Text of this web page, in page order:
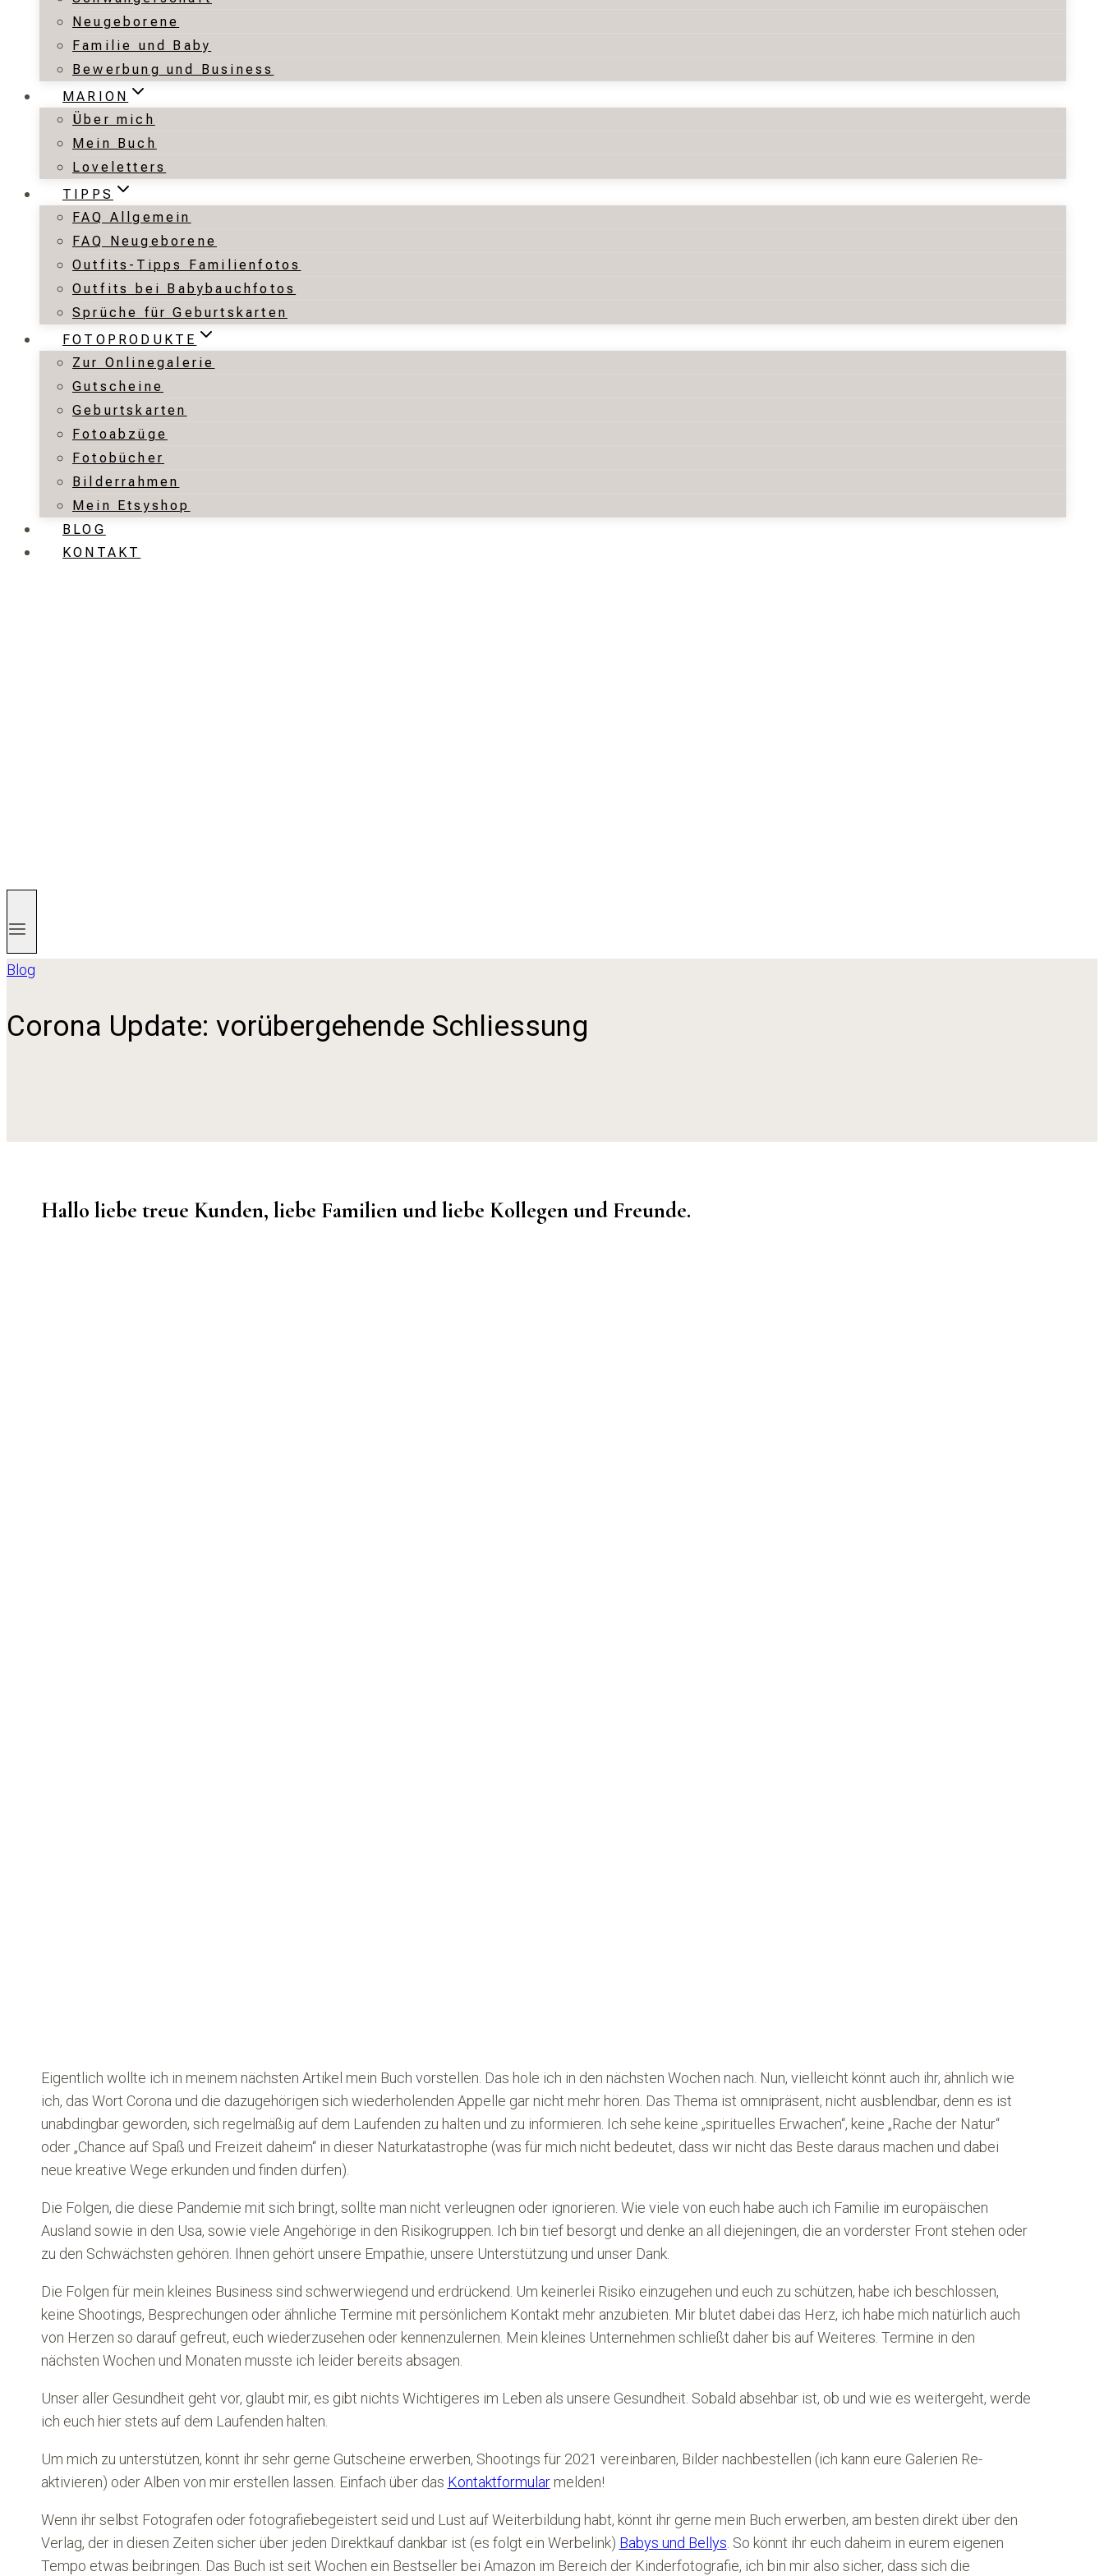
Neugeborene
Familie und Baby
Bewerbung und Business
MARION
Über mich
Mein Buch
Loveletters
TIPPS
FAQ Allgemein
FAQ Neugeborene
Outfits-Tipps Familienfotos
Outfits bei Babybauchfotos
Sprüche für Geburtskarten
FOTOPRODUKTE
Zur Onlinegalerie
Gutscheine
Geburtskarten
Fotoabzüge
Fotobücher
Bilderrahmen
Mein Etsyshop
BLOG
KONTAKT
Blog
Corona Update: vorübergehende Schliessung
Hallo liebe treue Kunden, liebe Familien und liebe Kollegen und Freunde.
Eigentlich wollte ich in meinem nächsten Artikel mein Buch vorstellen. Das hole ich in den nächsten Wochen nach. Nun, vielleicht könnt auch ihr, ähnlich wie
ich, das Wort Corona und die dazugehörigen sich wiederholenden Appelle gar nicht mehr hören. Das Thema ist omnipräsent, nicht ausblendbar, denn es ist
unabdingbar geworden, sich regelmäßig auf dem Laufenden zu halten und zu informieren. Ich sehe keine „spirituelles Erwachen“, keine „Rache der Natur“
oder „Chance auf Spaß und Freizeit daheim“ in dieser Naturkatastrophe (was für mich nicht bedeutet, dass wir nicht das Beste daraus machen und dabei
neue kreative Wege erkunden und finden dürfen).
Die Folgen, die diese Pandemie mit sich bringt, sollte man nicht verleugnen oder ignorieren. Wie viele von euch habe auch ich Familie im europäischen
Ausland sowie in den Usa, sowie viele Angehörige in den Risikogruppen. Ich bin tief besorgt und denke an all diejeningen, die an vorderster Front stehen oder
zu den Schwächsten gehören. Ihnen gehört unsere Empathie, unsere Unterstützung und unser Dank.
Die Folgen für mein kleines Business sind schwerwiegend und erdrückend. Um keinerlei Risiko einzugehen und euch zu schützen, habe ich beschlossen,
keine Shootings, Besprechungen oder ähnliche Termine mit persönlichem Kontakt mehr anzubieten. Mir blutet dabei das Herz, ich habe mich natürlich auch
von Herzen so darauf gefreut, euch wiederzusehen oder kennenzulernen. Mein kleines Unternehmen schließt daher bis auf Weiteres. Termine in den
nächsten Wochen und Monaten musste ich leider bereits absagen.
Unser aller Gesundheit geht vor, glaubt mir, es gibt nichts Wichtigeres im Leben als unsere Gesundheit. Sobald absehbar ist, ob und wie es weitergeht, werde
ich euch hier stets auf dem Laufenden halten.
Um mich zu unterstützen, könnt ihr sehr gerne Gutscheine erwerben, Shootings für 2021 vereinbaren, Bilder nachbestellen (ich kann eure Galerien Re-
aktivieren) oder Alben von mir erstellen lassen. Einfach über das Kontaktformularmelden!
Wenn ihr selbst Fotografen oder fotografiebegeistert seid und Lust auf Weiterbildung habt, könnt ihr gerne mein Buch erwerben, am besten direkt über den
Verlag, der in diesen Zeiten sicher über jeden Direktkauf dankbar ist (es folgt ein Werbelink) Babys und Bellys . So könnt ihr euch daheim in eurem eigenen
Tempo etwas beibringen. Das Buch ist seit Wochen ein Bestseller bei Amazon im Bereich der Kinderfotografie, ich bin mir also sicher, dass sich die